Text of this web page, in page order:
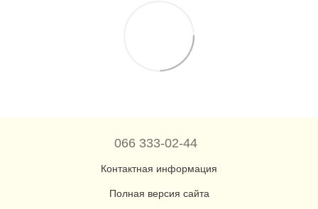
066 333-02-44
Контактная информация
Полная версия сайта